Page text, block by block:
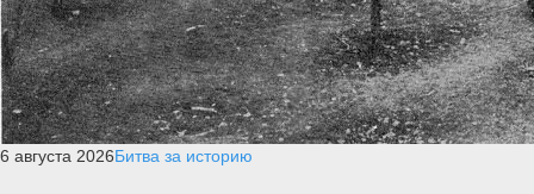
6 августа 2026Битва за историю